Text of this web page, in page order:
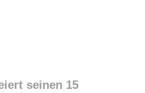
seinen 15